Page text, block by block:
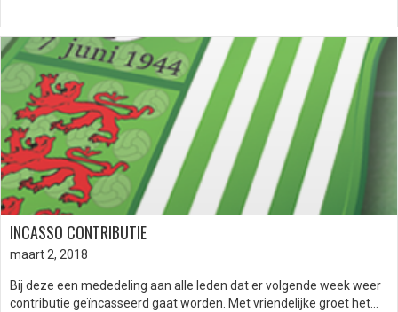
INCASSO CONTRIBUTIE
maart 2, 2018
Bij deze een mededeling aan alle leden dat er volgende week weer
contributie geïncasseerd gaat worden. Met vriendelijke groet het…